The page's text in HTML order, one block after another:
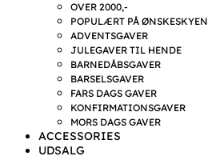
OVER 2000,-
POPULÆRT PÅ ØNSKESKYEN
ADVENTSGAVER
JULEGAVER TIL HENDE
BARNEDÅBSGAVER
BARSELSGAVER
FARS DAGS GAVER
KONFIRMATIONSGAVER
MORS DAGS GAVER
ACCESSORIES
UDSALG